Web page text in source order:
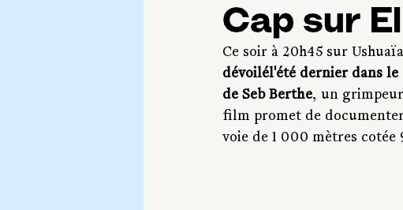
Cap sur
Ce soir à 20h45 sur
dévoilél'été dernier dans
de Seb Berthe, un
film promet de
voie de 1 000 mètres